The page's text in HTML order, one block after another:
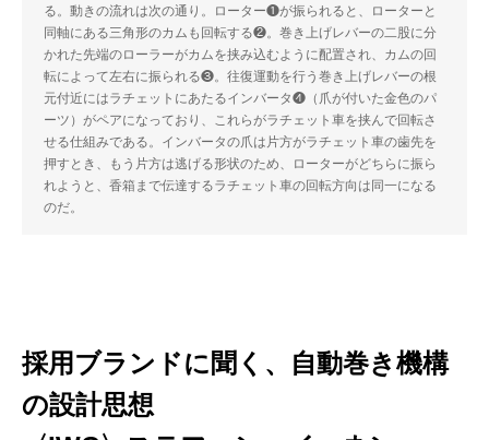
る。動きの流れは次の通り。ローター❶が振られると、ローターと
同軸にある三角形のカムも回転する❷。巻き上げレバーの二股に分
かれた先端のローラーがカムを挟み込むように配置され、カムの回
転によって左右に振られる❸。往復運動を行う巻き上げレバーの根
元付近にはラチェットにあたるインバータ❹（爪が付いた金色のパ
ーツ）がペアになっており、これらがラチェット車を挟んで回転さ
せる仕組みである。インバータの爪は片方がラチェット車の歯先を
押すとき、もう片方は逃げる形状のため、ローターがどちらに振ら
れようと、香箱まで伝達するラチェット車の回転方向は同一になる
のだ。
採用ブランドに聞く、自動巻き機構
の設計思想